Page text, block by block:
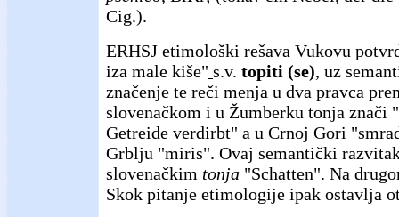
Cig.).
ERHSJ etimološki rešava Vukovu
iza male kiše" s.v. topiti (se), uz
značenje te reči menja u dva pravca
slovenačkom i u Žumberku tonja znači
Getreide verdirbt" a u Crnoj Gori
Grblju "miris". Ovaj semantički
slovenačkim tonja "Schatten". Na
Skok pitanje etimologije ipak ostavlja